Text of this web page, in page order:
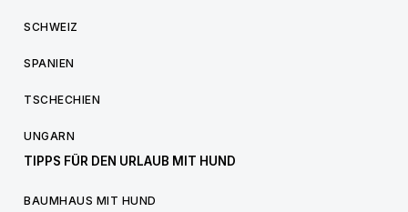
SCHWEIZ
SPANIEN
TSCHECHIEN
UNGARN
TIPPS FÜR DEN URLAUB MIT HUND
BAUMHAUS MIT HUND